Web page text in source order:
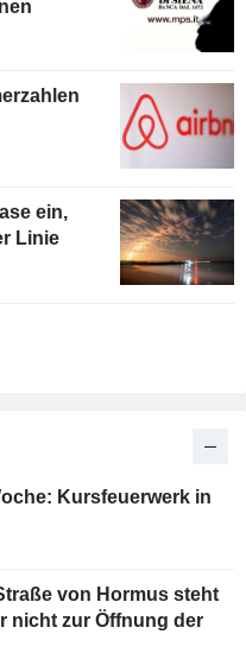
ein,
Linie
Kursfeuerwerk in
von Hormus steht
nicht zur Öffnung der